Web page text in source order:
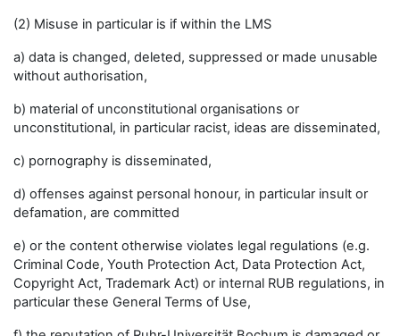
(2) Misuse in particular is if within the LMS
a) data is changed, deleted, suppressed or made unusable
without authorisation,
b) material of unconstitutional organisations or
unconstitutional, in particular racist, ideas are disseminated,
c) pornography is disseminated,
d) offenses against personal honour, in particular insult or
defamation, are committed
e) or the content otherwise violates legal regulations (e.g.
Criminal Code, Youth Protection Act, Data Protection Act,
Copyright Act, Trademark Act) or internal RUB regulations, in
particular these General Terms of Use,